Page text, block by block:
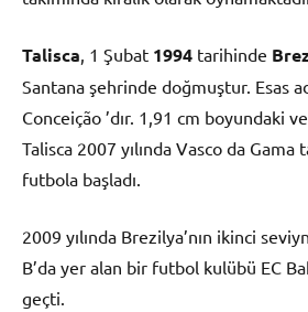
Talisca , 1 Şubat 1994 tarihinde
Santana şehrinde doğmuştur. Esas
Conceição ’dır. 1,91 cm boyundaki
Talisca 2007 yılında Vasco da Gama
futbola başladı.
2009 yılında Brezilya’nın ikinci
B’da yer alan bir futbol kulübü EC
geçti.